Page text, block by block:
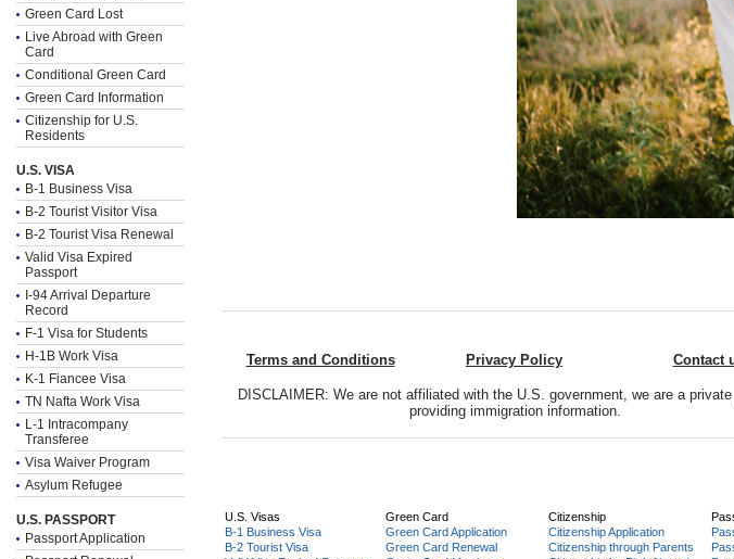
Green Card Lost
Live Abroad with Green
Card
Conditional Green Card
Green Card Information
Citizenship for U.S.
Residents
U.S. VISA
B-1 Business Visa
B-2 Tourist Visitor Visa
B-2 Tourist Visa Renewal
Valid Visa Expired
Passport
I-94 Arrival Departure
Record
F-1 Visa for Students
H-1B Work Visa
K-1 Fiancee Visa
TN Nafta Work Visa
L-1 Intracompany
Transferee
Visa Waiver Program
Asylum Refugee
U.S. PASSPORT
Passport Application
Terms and Conditions Privacy Policy Contact
DISCLAIMER: We are not affiliated with the U.S. government, we are a
providing immigration information.
U.S. Visas
B-1 Business Visa
B-2 Tourist Visa
Green Card
Green Card Application
Green Card Renewal
Citizenship
Citizenship Application
Citizenship through Parents